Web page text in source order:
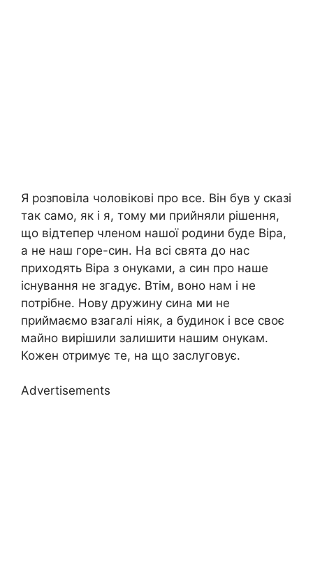
Я розповіла чоловікові про все. Він був у сказі
так само, як і я, тому ми прийняли рішення,
що відтепер членом нашої родини буде Віра,
а не наш горе-син. На всі свята до нас
приходять Віра з онуками, а син про наше
існування не згадує. Втім, воно нам і не
потрібне. Нову дружину сина ми не
приймаємо взагалі ніяк, а будинок і все своє
майно вирішили залишити нашим онукам.
Кожен отримує те, на що заслуговує.
Advertisements